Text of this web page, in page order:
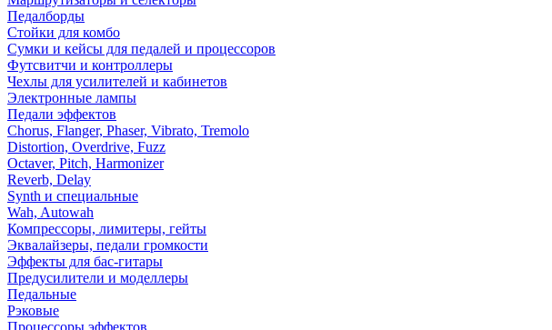
Педалборды
Стойки для комбо
Сумки и кейсы для педалей и процессоров
Футсвитчи и контроллеры
Чехлы для усилителей и кабинетов
Электронные лампы
Педали эффектов
Chorus, Flanger, Phaser, Vibrato, Tremolo
Distortion, Overdrive, Fuzz
Octaver, Pitch, Harmonizer
Reverb, Delay
Synth и специальные
Wah, Autowah
Компрессоры, лимитеры, гейты
Эквалайзеры, педали громкости
Эффекты для бас-гитары
Предусилители и моделлеры
Педальные
Рэковые
Процессоры эффектов